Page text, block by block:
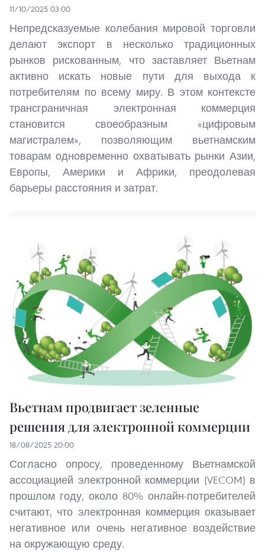
11/10/2025 03:00
Непредсказуемые колебания мировой торговли
делают экспорт в несколько традиционных
рынков рискованным, что заставляет Вьетнам
активно искать новые пути для выхода к
потребителям по всему миру. В этом контексте
трансграничная электронная коммерция
становится своеобразным «цифровым
магистралем», позволяющим вьетнамским
товарам одновременно охватывать рынки Азии,
Европы, Америки и Африки, преодолевая
барьеры расстояния и затрат.
Вьетнам продвигает зеленные
решения для электронной коммерции
18/08/2025 20:00
Согласно опросу, проведенному Вьетнамской
ассоциацией электронной коммерции (VECOM) в
прошлом году, около 80% онлайн-потребителей
считают, что электронная коммерция оказывает
негативное или очень негативное воздействие
на окружающую среду.